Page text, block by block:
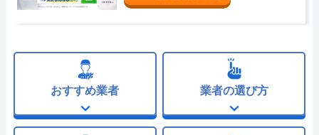
おすすめ業者 業者の選び方